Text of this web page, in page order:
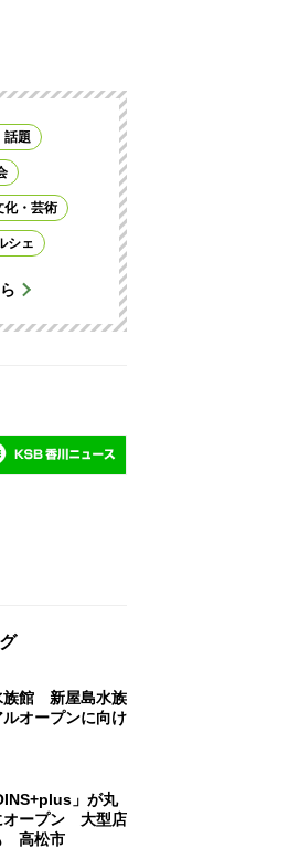
話題
化・芸術
シェ
族館 新屋島水族
オープンに向け
」が丸
オープン 大型店
高松市